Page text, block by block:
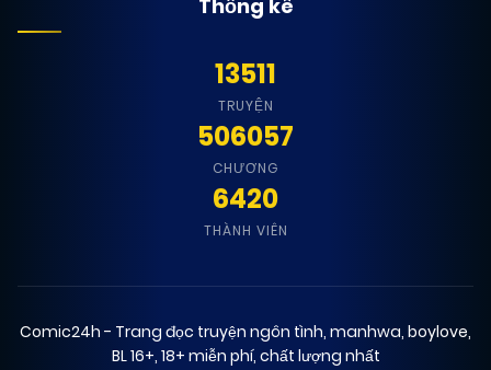
Thống kê
13511
TRUYỆN
506057
CHƯƠNG
6420
THÀNH VIÊN
Comic24h - Trang đọc truyện ngôn tình, manhwa, boylove,
BL 16+, 18+ miễn phí, chất lượng nhất